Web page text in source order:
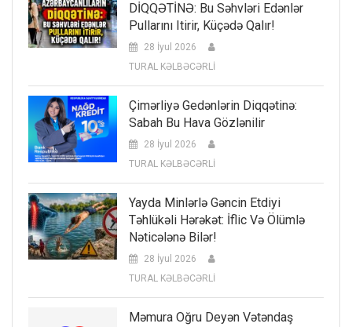
DİQQƏTİNƏ: Bu Səhvləri Edənlər
Pullarını Itirir, Küçədə Qalır!
28 İyul 2026
TURAL KƏLBƏCƏRLİ
Çimərliyə Gedənlərin Diqqətinə:
Sabah Bu Hava Gözlənilir
28 İyul 2026
TURAL KƏLBƏCƏRLİ
Yayda Minlərlə Gəncin Etdiyi
Təhlükəli Hərəkət: İflic Və Ölümlə
Nəticələnə Bilər!
28 İyul 2026
TURAL KƏLBƏCƏRLİ
Məmura Oğru Deyən Vətəndaş